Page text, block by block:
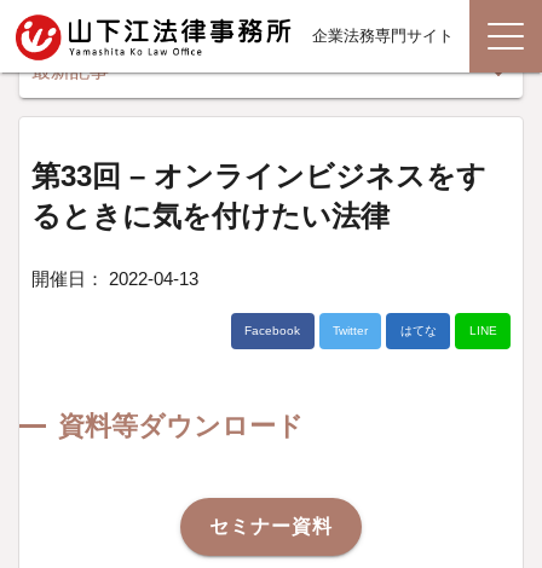
企業法務専門サイト
第33回 – オンラインビジネスをす
るときに気を付けたい法律
開催日： 2022-04-13
Facebook Twitter はてな LINE
資料等ダウンロード
セミナー資料
最新記事